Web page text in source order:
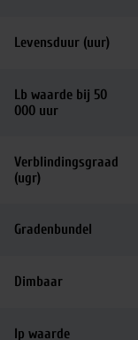
Levensduur (uur)
Lb waarde bij 50
000 uur
Verblindingsgraad
(ugr)
Gradenbundel
Dimbaar
Ip waarde